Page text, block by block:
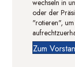
wechseln in
oder der
"rotieren",
Zum